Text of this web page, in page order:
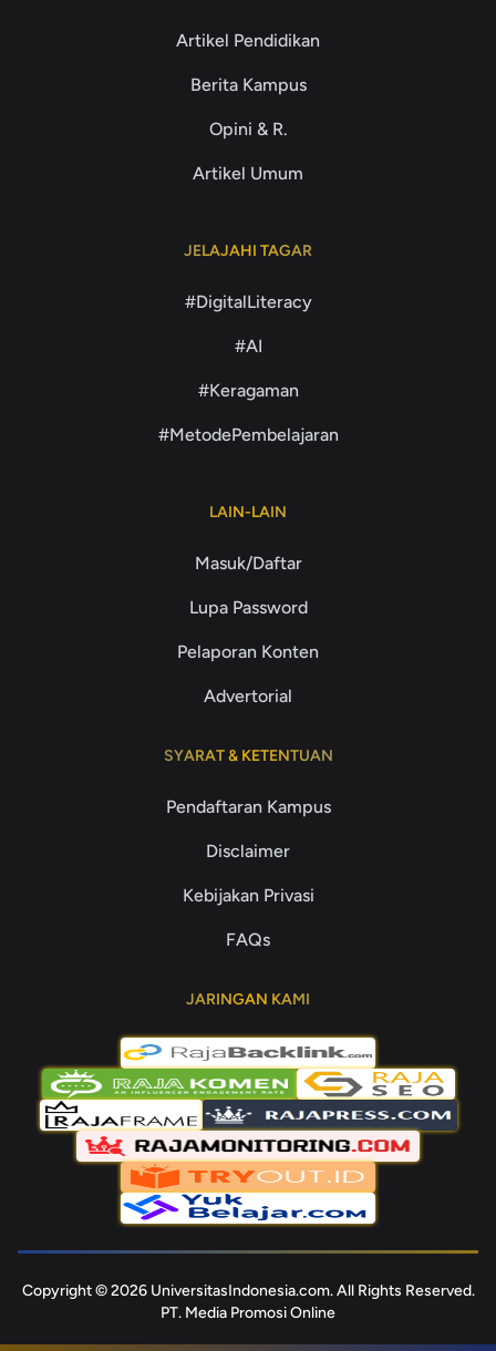
Artikel Pendidikan
Berita Kampus
Opini & R.
Artikel Umum
JELAJAHI TAGAR
#DigitalLiteracy
#AI
#Keragaman
#MetodePembelajaran
LAIN-LAIN
Masuk/Daftar
Lupa Password
Pelaporan Konten
Advertorial
SYARAT & KETENTUAN
Pendaftaran Kampus
Disclaimer
Kebijakan Privasi
FAQs
JARINGAN KAMI
Copyright © 2026 UniversitasIndonesia.com. All Rights Reserved.
PT. Media Promosi Online